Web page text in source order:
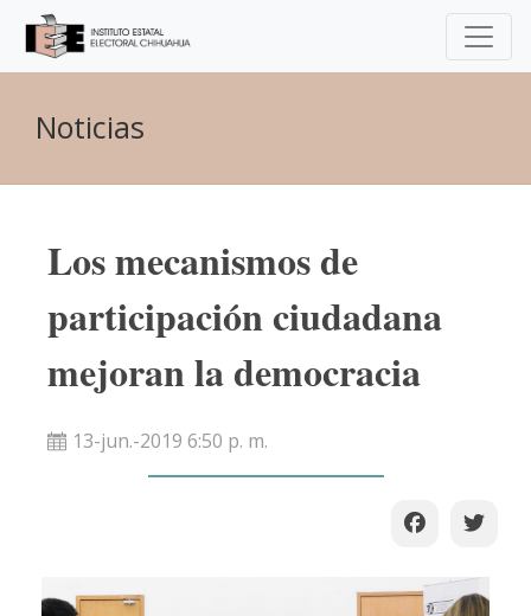
Noticias
Los mecanismos de
participación ciudadana
mejoran la democracia
13-jun.-2019 6:50 p. m.